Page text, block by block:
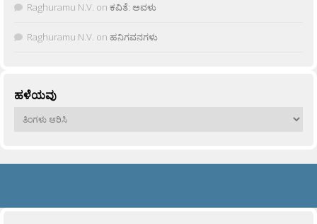
Raghuramu N.V. on ಕವಿತೆ: ಅವಳು
Raghuramu N.V. on ಹನಿಗವನಗಳು
ಹಳೆಯವು
ಹಳೆಯವು